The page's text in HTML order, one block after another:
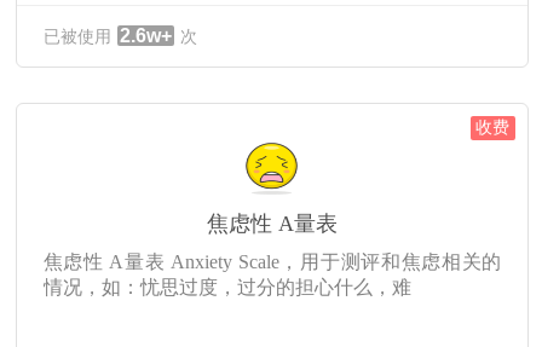
已被使用 2.6w+ 次
收费
焦虑性 A量表
焦虑性 A量表 Anxiety Scale，用于测评和焦虑相关的
情况，如：忧思过度，过分的担心什么，难